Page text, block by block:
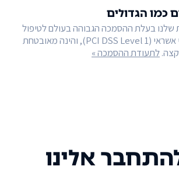
כמו הגדולים
בעלת ההסמכה הגבוהה בעולם לטיפול
בכרטיסי אשראי (PCI DSS Level 1), והינה מאובטחת
לתעודת ההסמכה »
אלינו